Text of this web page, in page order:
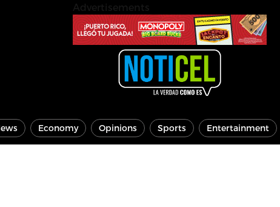
Economy Opinions Sports Entertainment